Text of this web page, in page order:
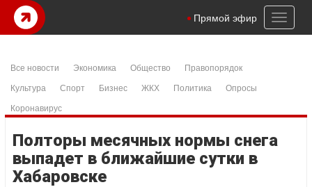
Toggle
Прямой эфир
Все новости Экономика Общество
Правопорядок
Культура
Спорт Бизнес ЖКХ Политика
Опросы
Коронавирус
Полторы месячных нормы снега
выпадет в ближайшие сутки в
Хабаровске